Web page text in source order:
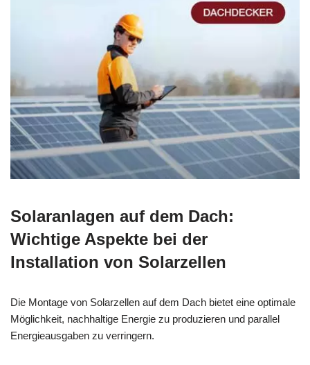
Solaranlagen auf dem Dach:
Wichtige Aspekte bei der
Installation von Solarzellen
Die Montage von Solarzellen auf dem Dach bietet eine optimale
Möglichkeit, nachhaltige Energie zu produzieren und parallel
Energieausgaben zu verringern.